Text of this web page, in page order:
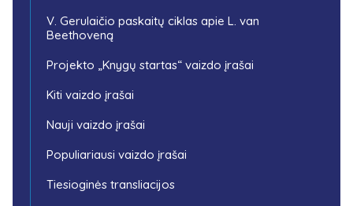
V. Gerulaičio paskaitų ciklas apie L. van
Beethoveną
Projekto „Knygų startas“ vaizdo įrašai
Kiti vaizdo įrašai
Nauji vaizdo įrašai
Populiariausi vaizdo įrašai
Tiesioginės transliacijos